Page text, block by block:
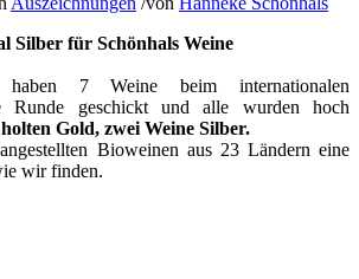
Silber für Schönhals Weine
7 Weine beim internationalen
Runde geschickt und alle wurden hoch
Gold, zwei Weine Silber.
Bioweinen aus 23 Ländern eine
wir finden.